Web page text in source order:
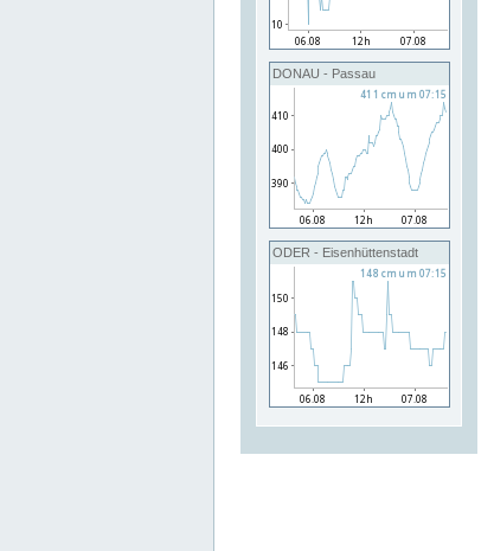
DONAU - Passau
ODER - Eisenhüttenstadt